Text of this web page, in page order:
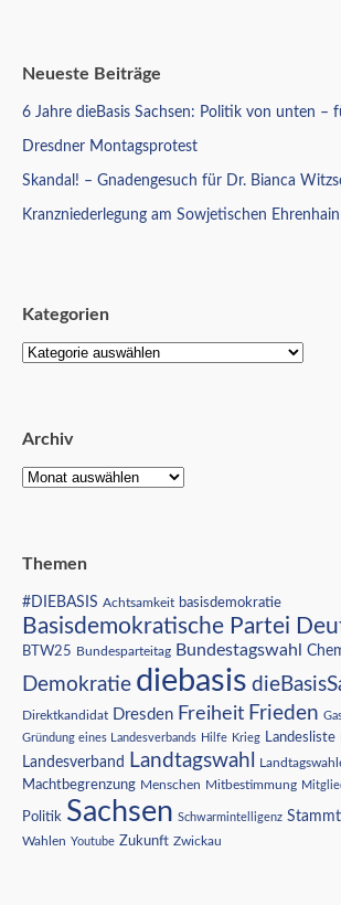
Neueste Beiträge
6 Jahre dieBasis Sachsen: Politik von unten –
Dresdner Montagsprotest
Skandal! – Gnadengesuch für Dr. Bianca
Kranzniederlegung am Sowjetischen Ehrenhain
Kategorien
Archiv
Themen
#DIEBASIS Achtsamkeit basisdemokratie
Basisdemokratische Partei
BTW25 Bundesparteitag Bundestagswahl
Demokratie diebasis
Direktkandidat Dresden Freiheit Frieden
Gründung eines Landesverbands Hilfe Krieg Landesliste
Landesverband Landtagswahl
Machtbegrenzung Menschen Mitbestimmung
Politik Sachsen Schwarmintelligenz
Wahlen Youtube Zukunft Zwickau